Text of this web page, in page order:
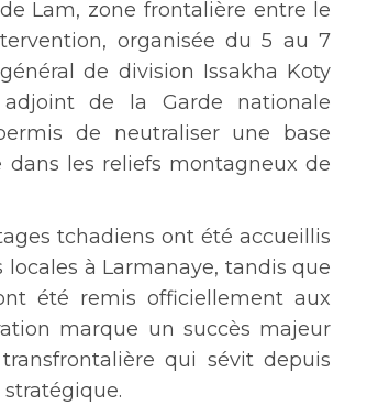
Lam, zone frontalière entre le
organisée du 5 au 7
de division Issakha Koty
de la Garde nationale
de neutraliser une base
les reliefs montagneux de
tchadiens ont été accueillis
à Larmanaye, tandis que
été remis officiellement aux
marque un succès majeur
qui sévit depuis